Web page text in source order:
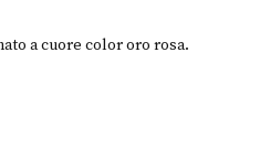
a cuore color oro rosa.